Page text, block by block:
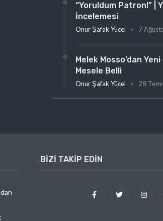
“Yoruldum Patron!” |
İncelemesi
Onur Şafak Yücel 7
Melek Mosso’dan
Mesele Belli
Onur Şafak Yücel 28
BIZI TAKIP EDIN